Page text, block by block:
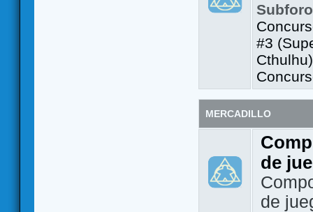
#3
Cthulhu)
MERCADILLO
de
de